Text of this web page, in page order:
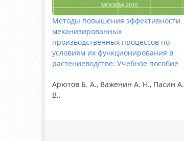
Методы повышения эффективности
механизированных
производственных процессов по
условиям их функционирования в
растениеводстве: Учебное пособие
Арютов Б. А., Важенин А. Н., Пасин А.
В.,